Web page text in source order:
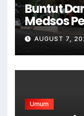
Buntut
Medsos
AUGUST 7,
Umum